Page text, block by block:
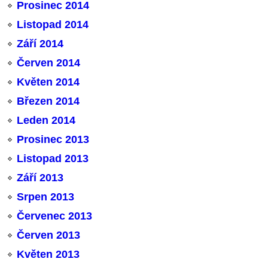
Prosinec 2014
Listopad 2014
Září 2014
Červen 2014
Květen 2014
Březen 2014
Leden 2014
Prosinec 2013
Listopad 2013
Září 2013
Srpen 2013
Červenec 2013
Červen 2013
Květen 2013